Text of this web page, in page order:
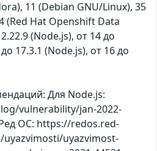
11 (Debian GNU/Linux), 35
(Red Hat Openshift Data
(Node.js), от 14 до
17.3.1 (Node.js), от 16 до
Для Node.js:
vulnerability/jan-2022-
ОС: https://redos.red-
uyazvimost-